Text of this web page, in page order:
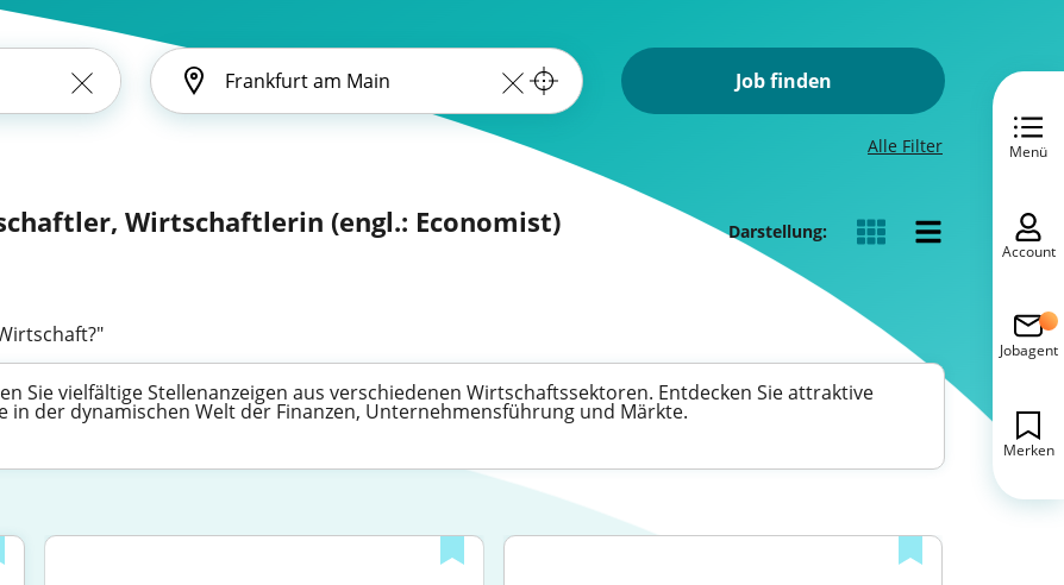
Job finden
Alle Filter
Wirtschaftlerin (engl.: Economist) Darstellung:
Sie vielfältige Stellenanzeigen aus verschiedenen Wirtschaftssektoren. Entdecken Sie attraktive
in der dynamischen Welt der Finanzen, Unternehmensführung und Märkte.
Menü
Account
Jobagent
Merken